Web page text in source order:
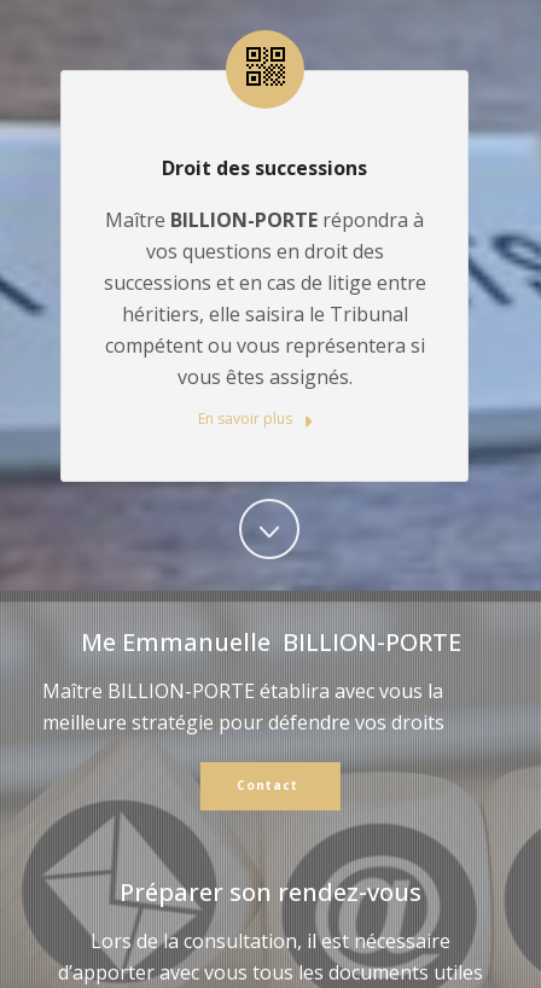
Droit des successions
Maître BILLION-PORTE répondra à
vos questions en droit des
successions et en cas de litige entre
héritiers, elle saisira le Tribunal
compétent ou vous représentera si
vous êtes assignés.
En savoir plus
Me Emmanuelle BILLION-PORTE
Maître BILLION-PORTE établira avec vous la
meilleure stratégie pour défendre vos droits
Contact
Préparer son rendez-vous
Lors de la consultation, il est nécessaire
d’apporter avec vous tous les documents utiles